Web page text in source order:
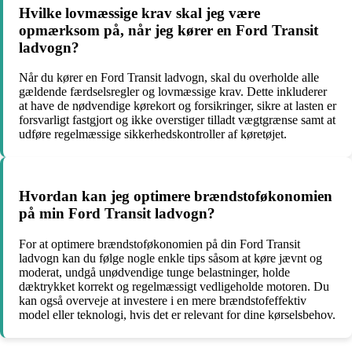
Hvilke lovmæssige krav skal jeg være
opmærksom på, når jeg kører en Ford Transit
ladvogn?
Når du kører en Ford Transit ladvogn, skal du overholde alle
gældende færdselsregler og lovmæssige krav. Dette inkluderer
at have de nødvendige kørekort og forsikringer, sikre at lasten er
forsvarligt fastgjort og ikke overstiger tilladt vægtgrænse samt at
udføre regelmæssige sikkerhedskontroller af køretøjet.
Hvordan kan jeg optimere brændstoføkonomien
på min Ford Transit ladvogn?
For at optimere brændstoføkonomien på din Ford Transit
ladvogn kan du følge nogle enkle tips såsom at køre jævnt og
moderat, undgå unødvendige tunge belastninger, holde
dæktrykket korrekt og regelmæssigt vedligeholde motoren. Du
kan også overveje at investere i en mere brændstofeffektiv
model eller teknologi, hvis det er relevant for dine kørselsbehov.